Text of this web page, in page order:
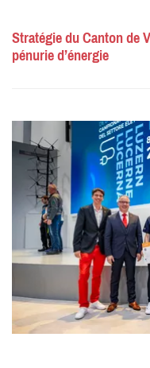
Stratégie du Canton de
pénurie d’énergie